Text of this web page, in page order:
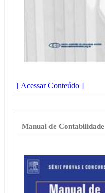
[ Acessar Conteúdo ]
Manual de Contabilidade